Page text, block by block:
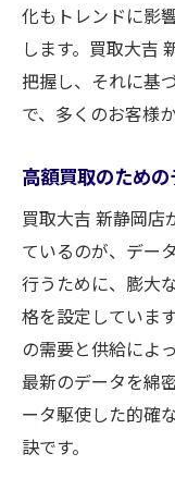
化もトレンドに影
します。買取大吉
把握し、それに基
で、多くのお客様
高額買取のため
買取大吉 新静岡店
ているのが、デー
行うために、膨大
格を設定していま
の需要と供給によ
最新のデータを綿
ータ駆使した的確
訣です。